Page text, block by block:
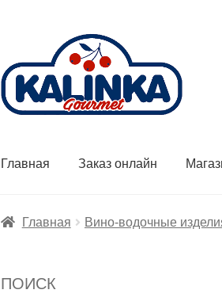
навигации
содержимому
Главная Заказ онлайн
Главная Вино-водочные
ПОИСК